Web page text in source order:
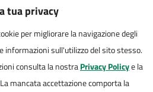
tua privacy
per migliorare la navigazione degli
informazioni sull'utilizzo del sito stesso.
consulta la nostraPrivacy Policye la
mancata accettazione comporta la
24/10/2023, 12:45